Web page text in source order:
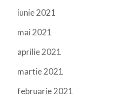
iunie 2021
mai 2021
aprilie 2021
martie 2021
februarie 2021